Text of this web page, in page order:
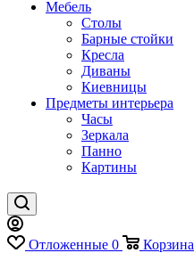
Мебель
Столы
Барные стойки
Кресла
Диваны
Киевницы
Предметы интерьера
Часы
Зеркала
Панно
Картины
Отложенные 0 Корзина